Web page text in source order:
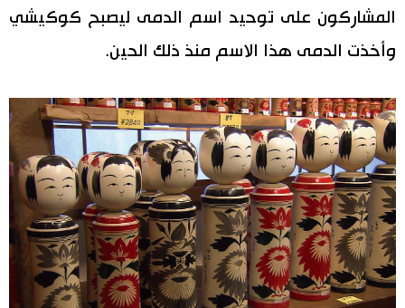
المشاركون على توحيد اسم الدمى ليصبح كوكيشي
وأخذت الدمى هذا الاسم منذ ذلك الحين.